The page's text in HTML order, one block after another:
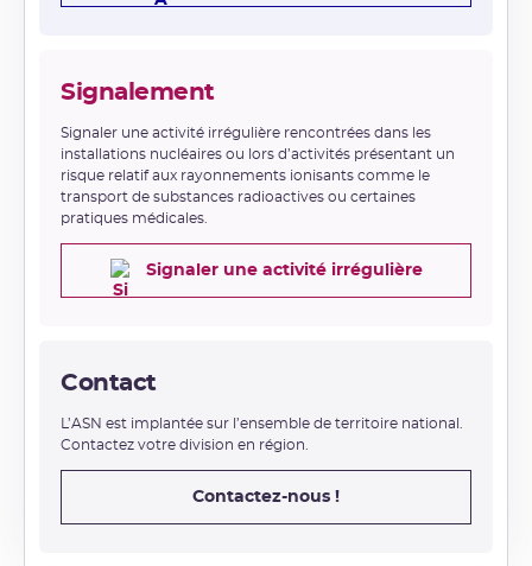
Signalement
Signaler une activité irrégulière rencontrées dans les
installations nucléaires ou lors d’activités présentant un
risque relatif aux rayonnements ionisants comme le
transport de substances radioactives ou certaines
pratiques médicales.
Signaler une activité irrégulière
Contact
L’ASN est implantée sur l’ensemble de territoire national.
Contactez votre division en région.
Contactez-nous !